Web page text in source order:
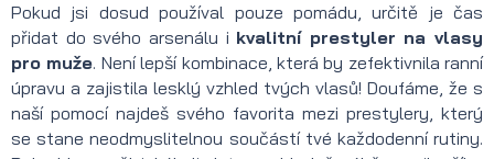
Pokud jsi dosud používal pouze pomádu, určitě je čas
přidat do svého arsenálu i kvalitní prestyler na vlasy
pro muže. Není lepší kombinace, která by zefektivnila ranní
úpravu a zajistila lesklý vzhled tvých vlasů! Doufáme, že s
naší pomocí najdeš svého favorita mezi prestylery, který
se stane neodmyslitelnou součástí tvé každodenní rutiny.